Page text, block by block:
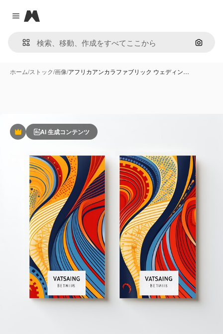
Close menu
Magnific
画像で
ホーム/ストック/画像/アフリカアンカラファブリック ウェディン…
PremiumAI 生成コンテンツ